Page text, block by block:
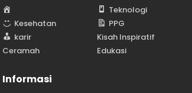
o
m
e
Teknologi
Kesehatan
PPG
karir
Kisah Inspiratif
Ceramah
Edukasi
Informasi